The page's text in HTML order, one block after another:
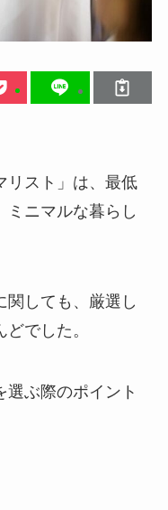
リスト」は、最低
ミニマルな暮らし
関しても、厳選し
でした。
ぶ際のポイント